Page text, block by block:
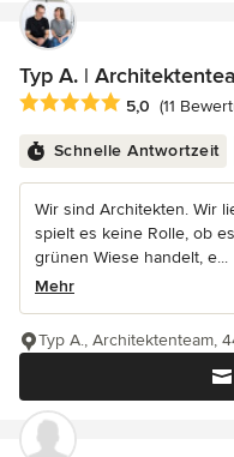
Typ A. |
Durchschnittliche
5,0 (11
Schnelle Antwortzeit
Wir sind Architekten. Wir
spielt es keine Rolle, ob
grünen Wiese handelt, e...
Mehr
Typ A., Architektenteam,